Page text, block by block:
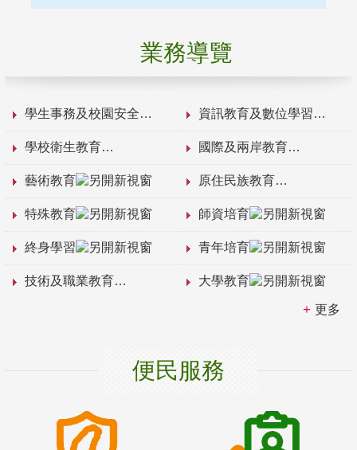
業務導覽
學生事務及校園安全 資訊教育及數位學習
學校衛生教育 國際及兩岸教育
藝術教育 原住民族教育
特殊教育 師資培育
終身學習 青年培育
技術及職業教育 大學教育
更多
便民服務